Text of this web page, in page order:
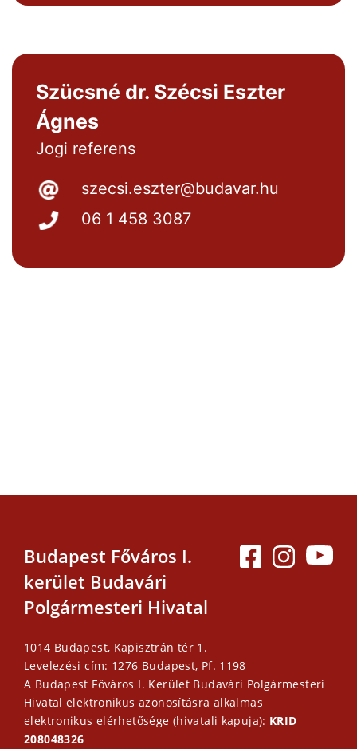
Szücsné dr. Szécsi Eszter
Ágnes
Jogi referens
szecsi.eszter@budavar.hu
06 1 458 3087
Budapest Főváros I.
kerület Budavári
Polgármesteri Hivatal
1014 Budapest, Kapisztrán tér 1.
Levelezési cím: 1276 Budapest, Pf. 1198
A Budapest Főváros I. Kerület Budavári Polgármesteri
Hivatal elektronikus azonosításra alkalmas
elektronikus elérhetősége (hivatali kapuja): KRID
208048326